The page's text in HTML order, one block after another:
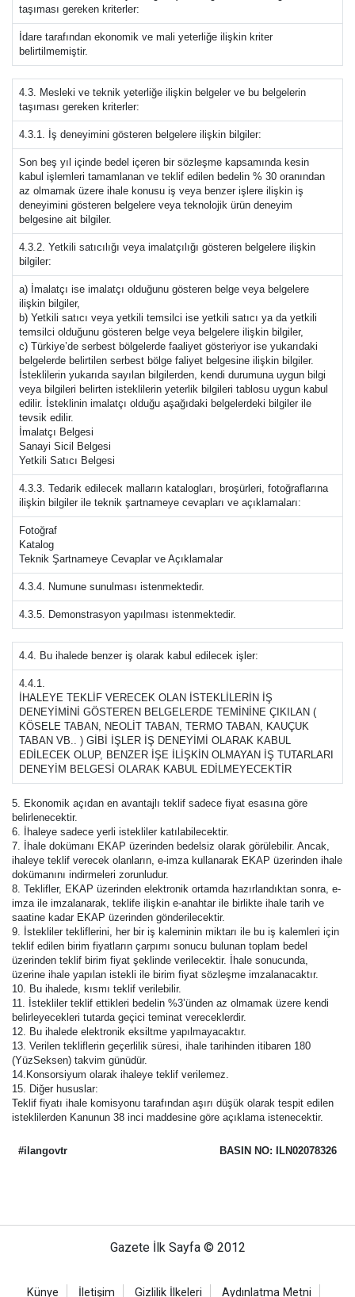
taşıması gereken kriterler:
İdare tarafından ekonomik ve mali yeterliğe ilişkin kriter
belirtilmemiştir.
4.3. Mesleki ve teknik yeterliğe ilişkin belgeler ve bu belgelerin
taşıması gereken kriterler:
4.3.1. İş deneyimini gösteren belgelere ilişkin bilgiler:
Son beş yıl içinde bedel içeren bir sözleşme kapsamında kesin
kabul işlemleri tamamlanan ve teklif edilen bedelin % 30 oranından
az olmamak üzere ihale konusu iş veya benzer işlere ilişkin iş
deneyimini gösteren belgelere veya teknolojik ürün deneyim
belgesine ait bilgiler.
4.3.2. Yetkili satıcılığı veya imalatçılığı gösteren belgelere ilişkin
bilgiler:
a) İmalatçı ise imalatçı olduğunu gösteren belge veya belgelere
ilişkin bilgiler,
b) Yetkili satıcı veya yetkili temsilci ise yetkili satıcı ya da yetkili
temsilci olduğunu gösteren belge veya belgelere ilişkin bilgiler,
c) Türkiye’de serbest bölgelerde faaliyet gösteriyor ise yukarıdaki
belgelerde belirtilen serbest bölge faliyet belgesine ilişkin bilgiler.
İsteklilerin yukarıda sayılan bilgilerden, kendi durumuna uygun bilgi
veya bilgileri belirten isteklilerin yeterlik bilgileri tablosu uygun kabul
edilir. İsteklinin imalatçı olduğu aşağıdaki belgelerdeki bilgiler ile
tevsik edilir.
İmalatçı Belgesi
Sanayi Sicil Belgesi
Yetkili Satıcı Belgesi
4.3.3. Tedarik edilecek malların katalogları, broşürleri, fotoğraflarına
ilişkin bilgiler ile teknik şartnameye cevapları ve açıklamaları:
Fotoğraf
Katalog
Teknik Şartnameye Cevaplar ve Açıklamalar
4.3.4. Numune sunulması istenmektedir.
4.3.5. Demonstrasyon yapılması istenmektedir.
4.4. Bu ihalede benzer iş olarak kabul edilecek işler:
4.4.1.
İHALEYE TEKLİF VERECEK OLAN İSTEKLİLERİN İŞ
DENEYİMİNİ GÖSTEREN BELGELERDE TEMİNİNE ÇIKILAN (
KÖSELE TABAN, NEOLİT TABAN, TERMO TABAN, KAUÇUK
TABAN VB.. ) GİBİ İŞLER İŞ DENEYİMİ OLARAK KABUL
EDİLECEK OLUP, BENZER İŞE İLİŞKİN OLMAYAN İŞ TUTARLARI
DENEYİM BELGESİ OLARAK KABUL EDİLMEYECEKTİR
5. Ekonomik açıdan en avantajlı teklif sadece fiyat esasına göre
belirlenecektir.
6. İhaleye sadece yerli istekliler katılabilecektir.
7. İhale dokümanı EKAP üzerinden bedelsiz olarak görülebilir. Ancak,
ihaleye teklif verecek olanların, e-imza kullanarak EKAP üzerinden ihale
dokümanını indirmeleri zorunludur.
8. Teklifler, EKAP üzerinden elektronik ortamda hazırlandıktan sonra, e-
imza ile imzalanarak, teklife ilişkin e-anahtar ile birlikte ihale tarih ve
saatine kadar EKAP üzerinden gönderilecektir.
9. İstekliler tekliflerini, her bir iş kaleminin miktarı ile bu iş kalemleri için
teklif edilen birim fiyatların çarpımı sonucu bulunan toplam bedel
üzerinden teklif birim fiyat şeklinde verilecektir. İhale sonucunda,
üzerine ihale yapılan istekli ile birim fiyat sözleşme imzalanacaktır.
10. Bu ihalede, kısmı teklif verilebilir.
11. İstekliler teklif ettikleri bedelin %3’ünden az olmamak üzere kendi
belirleyecekleri tutarda geçici teminat vereceklerdir.
12. Bu ihalede elektronik eksiltme yapılmayacaktır.
13. Verilen tekliflerin geçerlilik süresi, ihale tarihinden itibaren 180
(YüzSeksen) takvim günüdür.
14.Konsorsiyum olarak ihaleye teklif verilemez.
15. Diğer hususlar:
Teklif fiyatı ihale komisyonu tarafından aşırı düşük olarak tespit edilen
isteklilerden Kanunun 38 inci maddesine göre açıklama istenecektir.
#ilangovtr BASIN NO: ILN02078326
Gazete İlk Sayfa © 2012
Künye İletişim Gizlilik İlkeleri Aydınlatma Metni